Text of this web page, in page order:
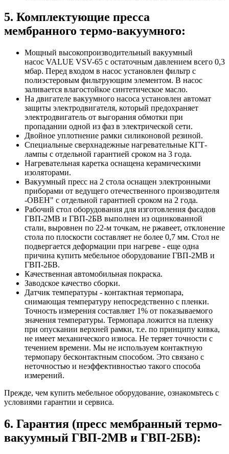
5. Комплектующие пресса
мембранного термо-вакуумного:
Мощный высокопроизводительный вакуумный
насос VALUE VSV-65 с остаточным давлением всего 0,3
мбар. Перед входом в насос установлен фильтр с
полиэстеровым фильтрующим элементом. В насос
заливается влагостойкое синтетическое масло.
На двигателе вакуумного насоса установлен автомат
защиты электродвигателя, который предохраняет
электродвигатель от выгорания обмотки при
пропадании одной из фаз в электрической сети.
Двойное уплотнение рамки силиконовой резиной.
Специальные сверхнадежные нагревательные КГТ-
лампы с отдельной гарантией сроком на 3 года.
Нагревательная каретка оснащена керамическими
изоляторами.
Вакуумный пресс на 2 стола оснащен электронными
приборами от ведущего отечественного производителя
-ОВЕН" с отдельной гарантией сроком на 2 года.
Рабочий стол оборудования для изготовления фасадов
ГВП-2МВ и ГВП-2БВ выполнен из оцинкованной
стали, выровнен по 22-м точкам, не ржавеет, отклонение
стола по плоскости составляет не более 0,7 мм. Стол не
подвергается деформации при нагреве - еще одна
причина купить мебельное оборудование ГВП-2МВ и
ГВП-2БВ.
Качественная автомобильная покраска.
Заводское качество сборки.
Датчик температуры - контактная термопара,
снимающая температуру непосредственно с пленки.
Точность измерения составляет 1% от показываемого
значения температуры. Термопара ложится на пленку
при опускании верхней рамки, т.е. по принципу кивка,
не имеет механического износа. Не теряет точности с
течением времени. Мы не используем контактную
термопару бесконтактным способом. Это связано с
неточностью и неэффективностью такого способа
измерений.
Прежде, чем купить мебельное оборудование, ознакомьтесь с
условиями гарантии и сервиса.
6. Гарантия (пресс мембранный термо-
вакуумный ГВП-2МВ и ГВП-2БВ):